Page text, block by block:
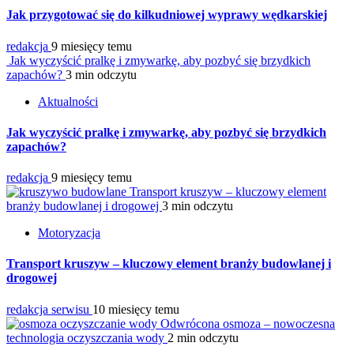
Jak przygotować się do kilkudniowej wyprawy wędkarskiej
redakcja 9 miesięcy temu
Jak wyczyścić pralkę i zmywarkę, aby pozbyć się brzydkich
zapachów? 3 min odczytu
Aktualności
Jak wyczyścić pralkę i zmywarkę, aby pozbyć się brzydkich
zapachów?
redakcja 9 miesięcy temu
Transport kruszyw – kluczowy element
branży budowlanej i drogowej 3 min odczytu
Motoryzacja
Transport kruszyw – kluczowy element branży budowlanej i
drogowej
redakcja serwisu 10 miesięcy temu
Odwrócona osmoza – nowoczesna
technologia oczyszczania wody 2 min odczytu